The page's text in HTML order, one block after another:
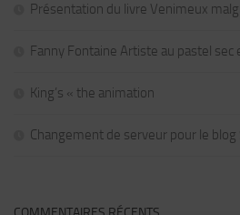
Présentation du livre Venimeux
Fanny Fontaine Artiste au pastel sec
King’s « the animation
Changement de serveur pour le blog